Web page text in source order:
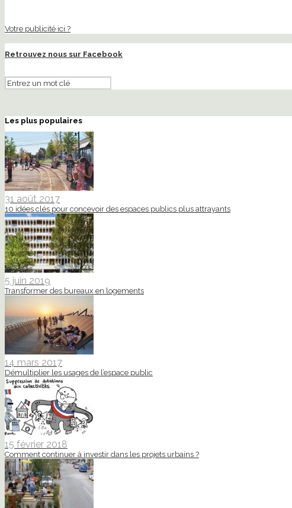
Votre publicité ici ?
Retrouvez nous sur Facebook
Les plus populaires
31 août 2017
10 idées clés pour concevoir des espaces publics plus attrayants
5 juin 2019
Transformer des bureaux en logements
14 mars 2017
Démultiplier les usages de l’espace public
15 février 2018
Comment continuer à investir dans les projets urbains ?